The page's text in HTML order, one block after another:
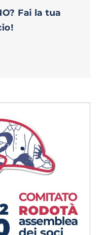
Fai la tua